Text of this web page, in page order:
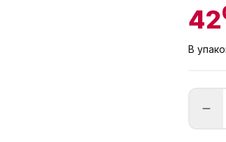
42
В